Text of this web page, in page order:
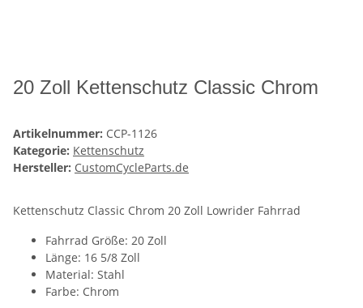
20 Zoll Kettenschutz Classic Chrom
Artikelnummer: CCP-1126
Kategorie: Kettenschutz
Hersteller: CustomCycleParts.de
Kettenschutz Classic Chrom 20 Zoll Lowrider Fahrrad
Fahrrad Größe: 20 Zoll
Länge: 16 5/8 Zoll
Material: Stahl
Farbe: Chrom